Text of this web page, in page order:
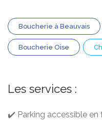
Boucherie à Beauvais
Boucherie Oise
Les services :
✔️ Parking accessible en